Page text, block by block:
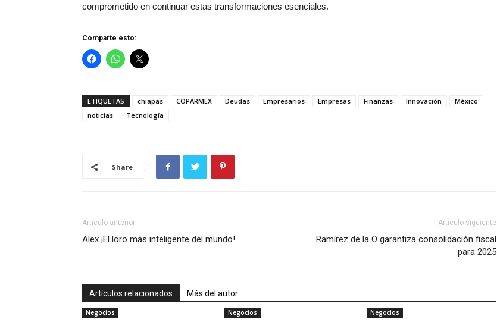
comprometido en continuar estas transformaciones esenciales.
Comparte esto:
ETIQUETAS chiapas COPARMEX Deudas Empresarios Empresas Finanzas Innovación
Mèxico
noticias
Tecnología
Share
Artículo anterior
Alex ¡El loro más inteligente del mundo!
Artículo siguiente
Ramírez de la O garantiza consolidación fiscal
para 2025
Artículos relacionados Más del autor
Negocios Negocios Negocios